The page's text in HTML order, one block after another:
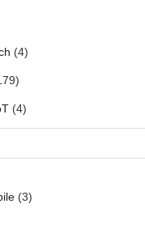
(4)
(4)
(3)